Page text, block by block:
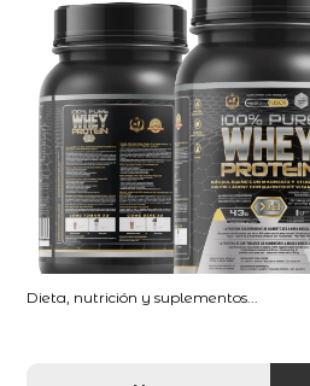
Dieta, nutrición y suplementos...